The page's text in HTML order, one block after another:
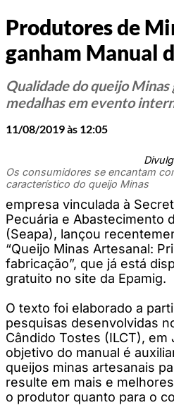
Produtores de
ganham Manual
Qualidade do queijo Minas
medalhas em evento
11/08/2019 às 12:05
Os consumidores se encantam
característico do queijo Minas
empresa vinculada à
Pecuária e Abastecimento
(Seapa), lançou
“Queijo Minas Artesanal:
fabricação”, que já está
gratuito no site da Epamig.
O texto foi elaborado a
pesquisas desenvolvidas
Cândido Tostes (ILCT), em
objetivo do manual é
queijos minas artesanais
resulte em mais e
o produtor quanto para o